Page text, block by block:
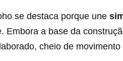
se destaca porque une
Embora a base da
cheio de